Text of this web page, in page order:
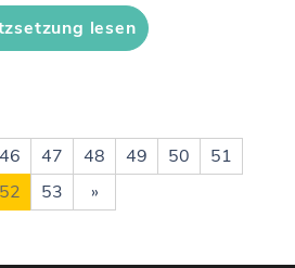
lesen
46 47 48 49 50
51
52
53 »